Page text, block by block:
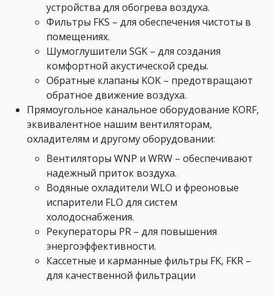
устройства для обогрева воздуха.
Фильтры FKS – для обеспечения чистоты в
помещениях.
Шумоглушители SGK – для создания
комфортной акустической среды.
Обратные клапаны KOK – предотвращают
обратное движение воздуха.
Прямоугольное канальное оборудование KORF,
эквивалентное нашим вентиляторам,
охладителям и другому оборудовании:
Вентиляторы WNP и WRW – обеспечивают
надежный приток воздуха.
Водяные охладители WLO и фреоновые
испарители FLO для систем
холодоснабжения.
Рекуператоры PR – для повышения
энергоэффективности.
Кассетные и карманные фильтры FK, FKR –
для качественной фильтрации